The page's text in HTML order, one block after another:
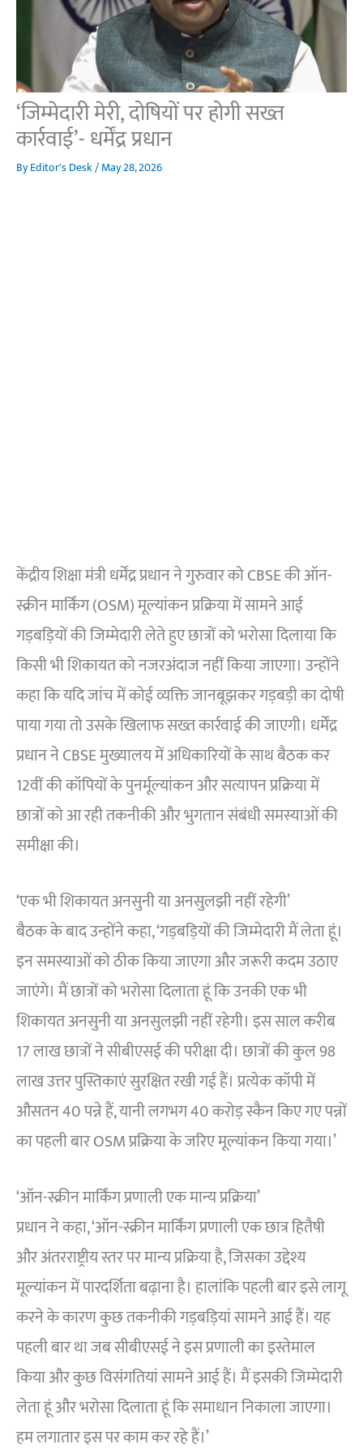
‘जिम्मेदारी मेरी, दोषियों पर होगी सख्त
कार्रवाई’- धर्मेंद्र प्रधान
ByEditor's Desk/May 28, 2026
केंद्रीय शिक्षा मंत्री धर्मेंद्र प्रधान ने गुरुवार को CBSE की ऑन-
स्क्रीन मार्किंग (OSM) मूल्यांकन प्रक्रिया में सामने आई
गड़बड़ियों की जिम्मेदारी लेते हुए छात्रों को भरोसा दिलाया कि
किसी भी शिकायत को नजरअंदाज नहीं किया जाएगा। उन्होंने
कहा कि यदि जांच में कोई व्यक्ति जानबूझकर गड़बड़ी का दोषी
पाया गया तो उसके खिलाफ सख्त कार्रवाई की जाएगी। धर्मेंद्र
प्रधान ने CBSE मुख्यालय में अधिकारियों के साथ बैठक कर
12वीं की कॉपियों के पुनर्मूल्यांकन और सत्यापन प्रक्रिया में
छात्रों को आ रही तकनीकी और भुगतान संबंधी समस्याओं की
समीक्षा की।
‘एक भी शिकायत अनसुनी या अनसुलझी नहीं रहेगी’
बैठक के बाद उन्होंने कहा, ‘गड़बड़ियों की जिम्मेदारी मैं लेता हूं।
इन समस्याओं को ठीक किया जाएगा और जरूरी कदम उठाए
जाएंगे। मैं छात्रों को भरोसा दिलाता हूं कि उनकी एक भी
शिकायत अनसुनी या अनसुलझी नहीं रहेगी। इस साल करीब
17 लाख छात्रों ने सीबीएसई की परीक्षा दी। छात्रों की कुल 98
लाख उत्तर पुस्तिकाएं सुरक्षित रखी गई हैं। प्रत्येक कॉपी में
औसतन 40 पन्ने हैं, यानी लगभग 40 करोड़ स्कैन किए गए पन्नों
का पहली बार OSM प्रक्रिया के जरिए मूल्यांकन किया गया।’
‘ऑन-स्क्रीन मार्किंग प्रणाली एक मान्य प्रक्रिया’
प्रधान ने कहा, ‘ऑन-स्क्रीन मार्किंग प्रणाली एक छात्र हितैषी
और अंतरराष्ट्रीय स्तर पर मान्य प्रक्रिया है, जिसका उद्देश्य
मूल्यांकन में पारदर्शिता बढ़ाना है। हालांकि पहली बार इसे लागू
करने के कारण कुछ तकनीकी गड़बड़ियां सामने आई हैं। यह
पहली बार था जब सीबीएसई ने इस प्रणाली का इस्तेमाल
किया और कुछ विसंगतियां सामने आई हैं। मैं इसकी जिम्मेदारी
लेता हूं और भरोसा दिलाता हूं कि समाधान निकाला जाएगा।
हम लगातार इस पर काम कर रहे हैं।’